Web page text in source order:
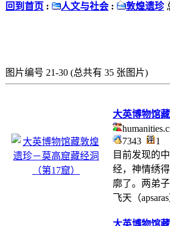
回到首页 : 人文与社会 : 敦煌遗珍
图片编号 21-30 (总共有 35 张图片)
大英博物馆
7343
1
目前发现的
经，神情绣
廓了。两弟
飞天（
大英博物馆